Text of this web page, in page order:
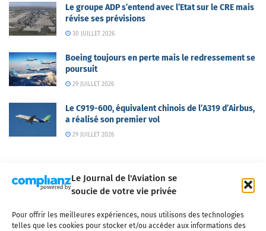
Le Journal de l'Aviation se
soucie de votre vie privée
Pour offrir les meilleures expériences, nous utilisons des technologies
telles que les cookies pour stocker et/ou accéder aux informations des
Le groupe ADP s’entend avec l’Etat sur le CRE mais
révise ses prévisions
30 JUILLET 2026
Boeing toujours en perte mais le redressement se
poursuit
29 JUILLET 2026
Le C919-600, équivalent chinois de l’A319 d’Airbus,
a réalisé son premier vol
29 JUILLET 2026
Qui sommes-nous ? Nous contacter
Partenaires